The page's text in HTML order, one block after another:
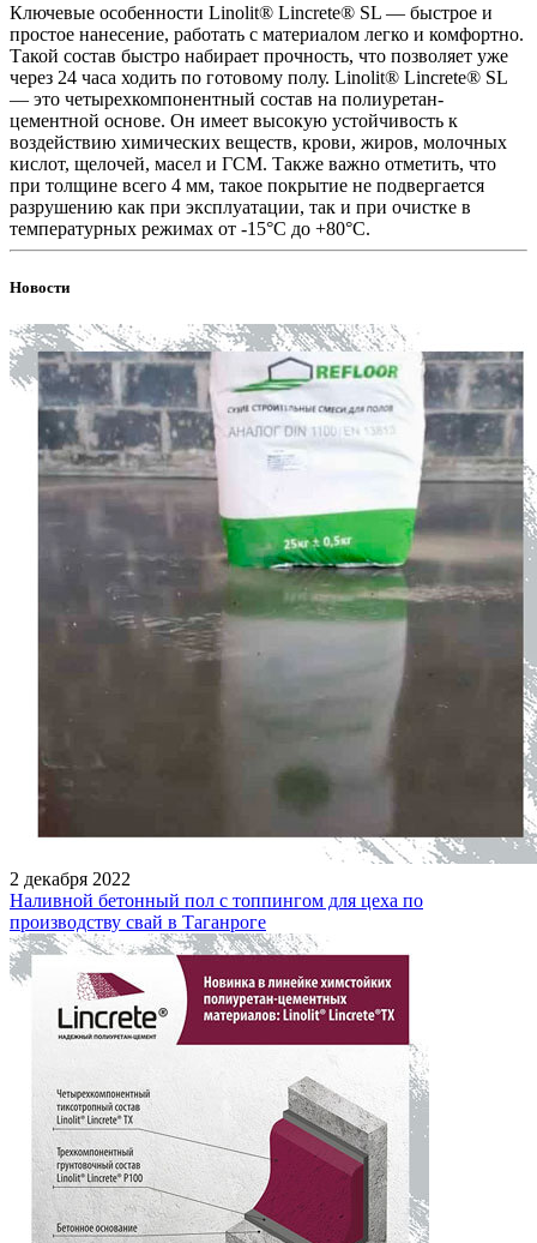
Ключевые особенности Linolit® Lincrete® SL — быстрое и
простое нанесение, работать с материалом легко и комфортно.
Такой состав быстро набирает прочность, что позволяет уже
через 24 часа ходить по готовому полу. Linolit® Lincrete® SL
— это четырехкомпонентный состав на полиуретан-
цементной основе. Он имеет высокую устойчивость к
воздействию химических веществ, крови, жиров, молочных
кислот, щелочей, масел и ГСМ. Также важно отметить, что
при толщине всего 4 мм, такое покрытие не подвергается
разрушению как при эксплуатации, так и при очистке в
температурных режимах от -15°C до +80°C.
Новости
2 декабря 2022
Наливной бетонный пол с топпингом для цеха по
производству свай в Таганроге